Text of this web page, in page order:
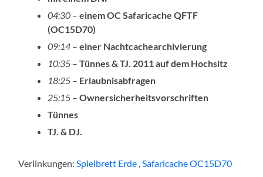
04:30 –einem OC Safaricache QFTF
(OC15D70)
09:14 –einer Nachtcachearchivierung
10:35 –Tünnes & TJ. 2011 auf dem Hochsitz
18:25 – Erlaubnisabfragen
25:15 –Ownersicherheitsvorschriften
Tünnes
TJ. & DJ.
Verlinkungen: Spielbrett Erde Safaricache OC15D70